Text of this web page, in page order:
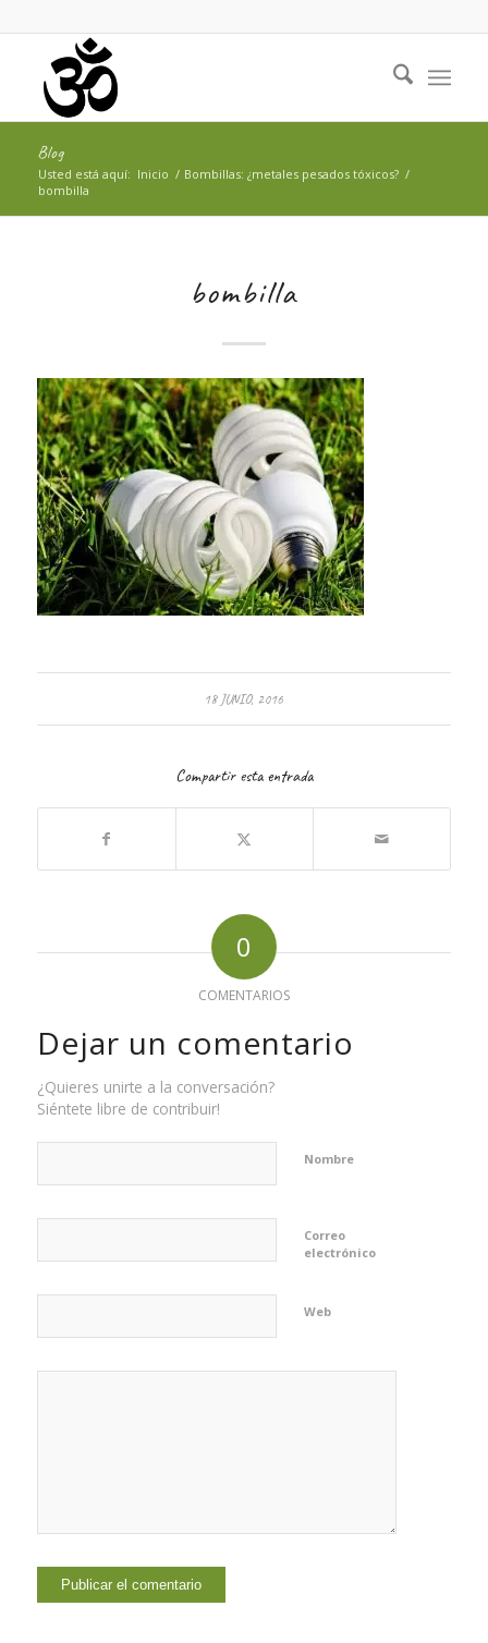
Blog
Usted está aquí: Inicio / Bombillas: ¿metales pesados tóxicos? /
bombilla
bombilla
18 JUNIO, 2016
Compartir esta entrada
0
COMENTARIOS
Dejar un comentario
¿Quieres unirte a la conversación?
Siéntete libre de contribuir!
Nombre
Correo
electrónico
Web